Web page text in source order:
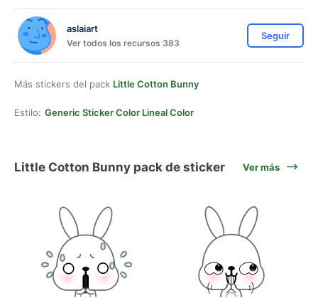
aslaiart
Ver todos los recursos 383
Seguir
Más stickers del pack Little Cotton Bunny
Estilo: Generic Sticker Color Lineal Color
Little Cotton Bunny pack de sticker Ver más